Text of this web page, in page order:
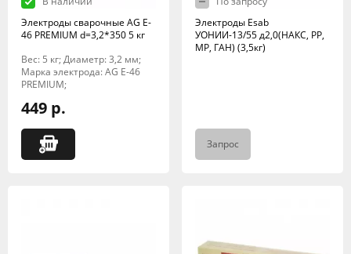
Электроды сварочные AG E-
46 PREMIUM d=3,2*350 5 кг
Вес: 5 кг; Диаметр: 3,2 мм;
Марка электрода: AG E-46
PREMIUM;
449 р.
Электроды Esab
УОНИИ-13/55 д2,0(НАКС, РР,
МР, ГАН) (3,5кг)
Запрос